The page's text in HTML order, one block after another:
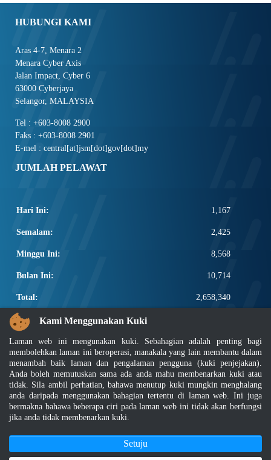
HUBUNGI KAMI
Aras 4-7, Menara 2
Menara Cyber Axis
Jalan Impact, Cyber 6
63000 Cyberjaya
Selangor, MALAYSIA
Tel : +603-8008 2900
Faks : +603-8008 2901
E-mel : central[at]jsm[dot]gov[dot]my
JUMLAH PELAWAT
Hari Ini: 1,167
Semalam: 2,425
Minggu Ini: 8,568
Bulan Ini: 10,714
Total: 2,658,340
PAUTAN POPULAR
Elektroteknikal, ICT dan Pembinaan
Other Notification Search
Regular Notification Search
Notification Subscription
Pengurusan Perniagaan dan Keselamatan Pekerjaan
Peta Laman|MyGOV
Hakcipta 2022 @ Jabatan Standard Malaysia
Kami Menggunakan Kuki
Laman web ini mengunakan kuki. Sebahagian adalah penting bagi
membolehkan laman ini beroperasi, manakala yang lain membantu dalam
menambah baik laman dan pengalaman pengguna (kuki penjejakan).
Anda boleh memutuskan sama ada anda mahu membenarkan kuki atau
tidak. Sila ambil perhatian, bahawa menutup kuki mungkin menghalang
anda daripada menggunakan bahagian tertentu di laman web. Ini juga
bermakna bahawa beberapa ciri pada laman web ini tidak akan berfungsi
jika anda tidak membenarkan kuki.
Setuju